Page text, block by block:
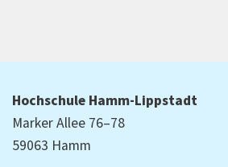
Hochschule Hamm-Lippstadt
Marker Allee 76–78
59063 Hamm